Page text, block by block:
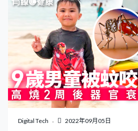
按輸入鍵開始搜尋
Digital Tech 2022年09月05日